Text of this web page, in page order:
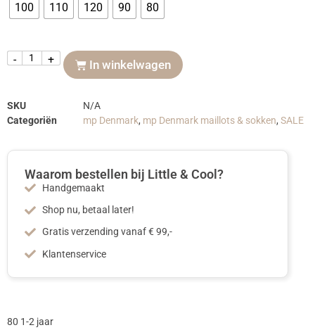
100 110 120 90 80
- + In winkelwagen
SKU
N/A
Categoriën
mp Denmark, mp Denmark maillots & sokken, SALE
Waarom bestellen bij Little & Cool?
Handgemaakt
Shop nu, betaal later!
Gratis verzending vanaf € 99,-
Klantenservice
80 1-2 jaar